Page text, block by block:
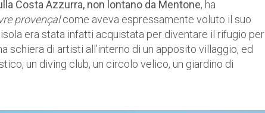
Costa Azzurra, non lontano da Mentone, ha
provençalcome aveva espressamente voluto il suo
era stata infatti acquistata per diventare il rifugio per
schiera di artisti all’interno di un apposito villaggio, ed
un diving club, un circolo velico, un giardino di